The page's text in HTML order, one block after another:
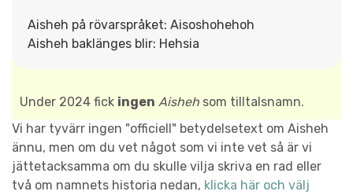
Aisheh på rövarspråket: Aisoshohehoh
Aisheh baklänges blir: Hehsia
Under 2024 fick ingen Aisheh som tilltalsnamn.
Vi har tyvärr ingen "officiell" betydelsetext om Aisheh
ännu, men om du vet något som vi inte vet så är vi
jättetacksamma om du skulle vilja skriva en rad eller
två om namnets historia nedan, klicka här och välj